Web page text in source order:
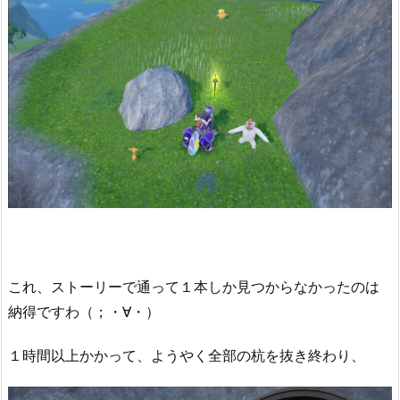
これ、ストーリーで通って１本しか見つからなかったのは
納得ですわ（；・∀・）
１時間以上かかって、ようやく全部の杭を抜き終わり、